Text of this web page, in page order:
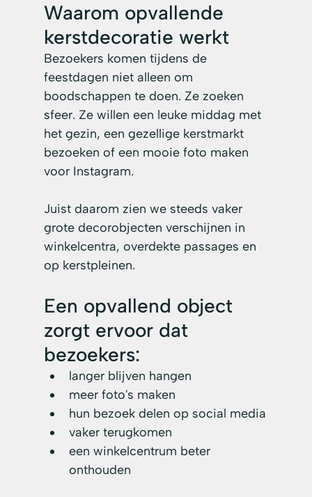
Waarom opvallende
kerstdecoratie werkt
Bezoekers komen tijdens de
feestdagen niet alleen om
boodschappen te doen. Ze zoeken
sfeer. Ze willen een leuke middag met
het gezin, een gezellige kerstmarkt
bezoeken of een mooie foto maken
voor Instagram.
Juist daarom zien we steeds vaker
grote decorobjecten verschijnen in
winkelcentra, overdekte passages en
op kerstpleinen.
Een opvallend object
zorgt ervoor dat
bezoekers:
langer blijven hangen
meer foto's maken
hun bezoek delen op social media
vaker terugkomen
een winkelcentrum beter
onthouden